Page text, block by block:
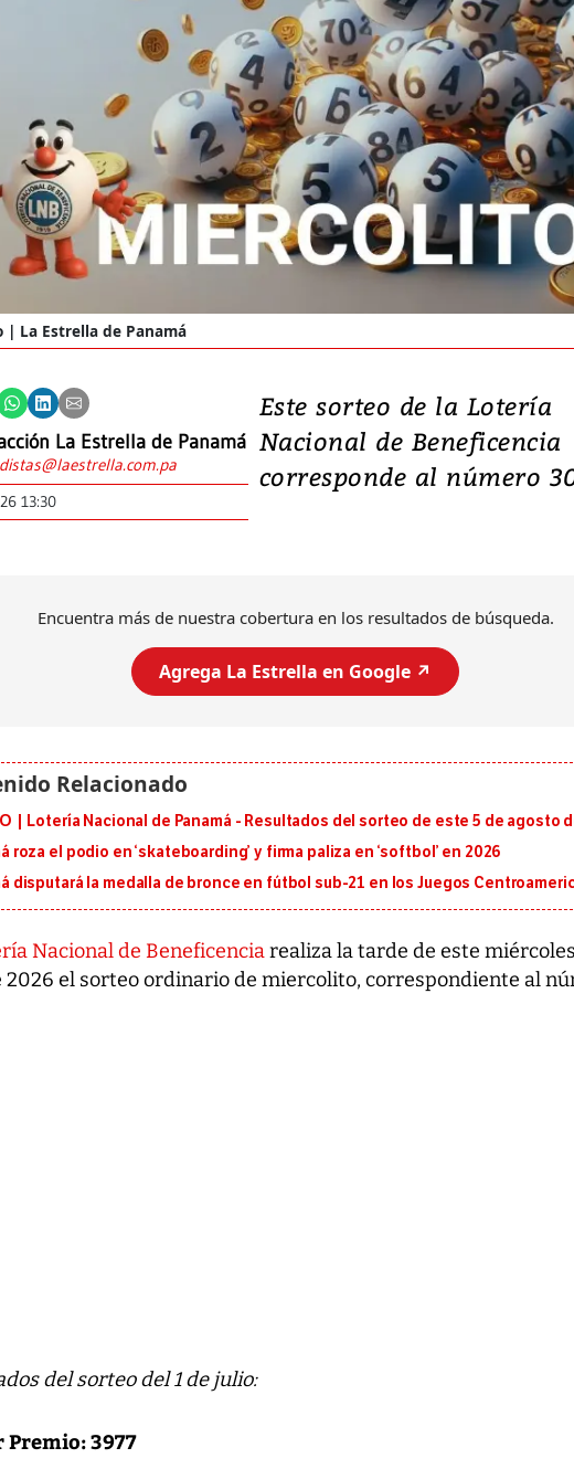
| La Estrella de Panamá
La Estrella de Panamá
13:30
Este sorteo de la Lotería
Nacional de Beneficencia
corresponde al número
Encuentra más de nuestra cobertura en los resultados de búsqueda.
Agrega La Estrella en Google ↗️
| Lotería Nacional de Panamá - Resultados del sorteo de este 5 de agosto
roza el podio en ‘skateboarding’ y firma paliza en ‘softbol’ en 2026
disputará la medalla de bronce en fútbol sub-21 en los Juegos
Nacional de Beneficenciarealiza la tarde de este
2026 el sorteo ordinario de miercolito, correspondiente al
del sorteo del 1 de julio:
3977
Un fuerte terremoto de
7,1 se registró este
julio en la prefectura de
al sur de Japón,
emergencia de gran...